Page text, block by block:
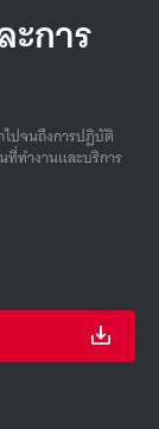
ะการ
ไปจนถึงการปฏิบัติ
ที่ทํางานและบริการ